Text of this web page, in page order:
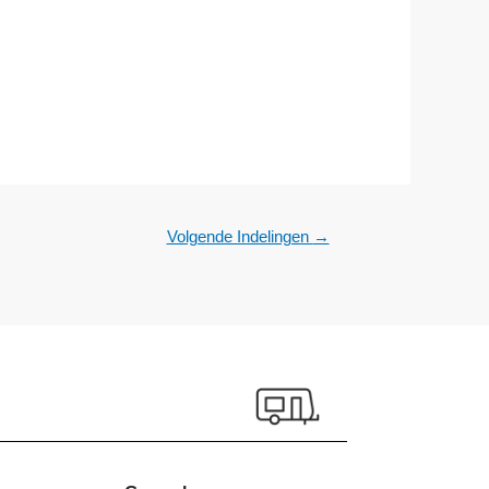
Volgende Indelingen →